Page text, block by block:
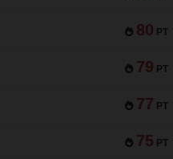
80 PT
79 PT
77 PT
75 PT